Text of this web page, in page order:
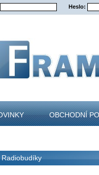
Heslo:
OBCHODNÍ
Radiobudíky